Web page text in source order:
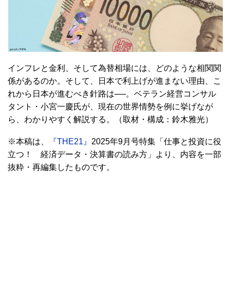
インフレと金利、そして為替相場には、どのような相関関
係があるのか。そして、日本で利上げが進まない理由、こ
れから日本が進むべき針路は──。ベテラン経営コンサル
タント・小宮一慶氏が、現在の世界情勢を例に挙げなが
ら、わかりやすく解説する。（取材・構成：鈴木雅光）
※本稿は、 『THE21』 2025年9月号特集「仕事と投資に役
立つ！ 経済データ・決算書の読み方」より、内容を一部
抜粋・再編集したものです。